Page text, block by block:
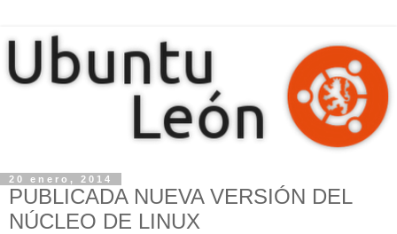
20 enero, 2014
PUBLICADA NUEVA VERSIÓN DEL
NÚCLEO DE LINUX